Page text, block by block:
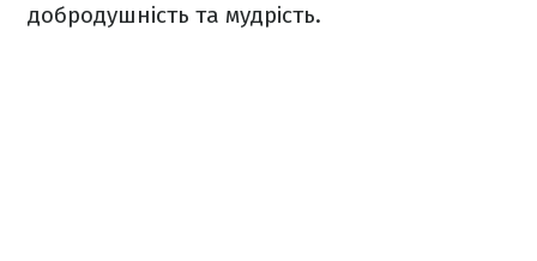
добродушність та мудрість.